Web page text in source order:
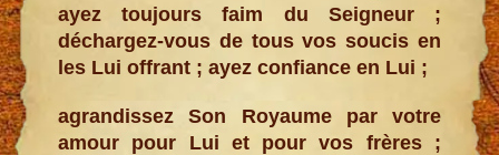
ayez toujours faim du Seigneur ;
déchargez-vous de tous vos soucis en
les Lui offrant ; ayez confiance en Lui ;
agrandissez Son Royaume par votre
amour pour Lui et pour vos frères ;